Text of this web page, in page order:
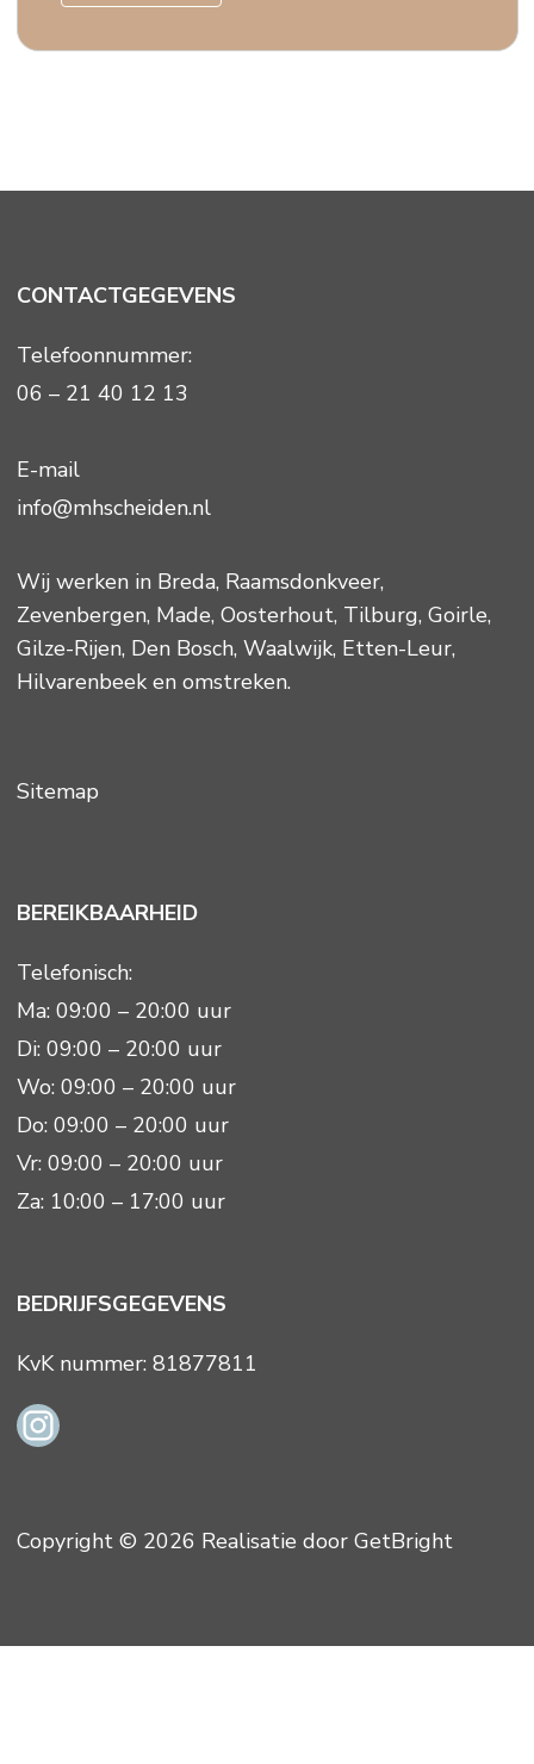
CONTACTGEGEVENS
Telefoonnummer:
06 – 21 40 12 13
E-mail
info@mhscheiden.nl
Wij werken in Breda, Raamsdonkveer,
Zevenbergen, Made, Oosterhout, Tilburg, Goirle,
Gilze-Rijen, Den Bosch, Waalwijk, Etten-Leur,
Hilvarenbeeken omstreken.
Sitemap
BEREIKBAARHEID
Telefonisch:
Ma: 09:00 – 20:00 uur
Di: 09:00 – 20:00 uur
Wo: 09:00 – 20:00 uur
Do: 09:00 – 20:00 uur
Vr: 09:00 – 20:00 uur
Za: 10:00 – 17:00 uur
BEDRIJFSGEGEVENS
KvK nummer: 81877811
Copyright © 2026 Realisatie door GetBright